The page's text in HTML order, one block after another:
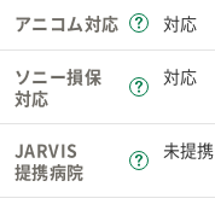
アニコム対応 対応
ソニー損保
対応
対応
JARVIS
提携病院
未提携